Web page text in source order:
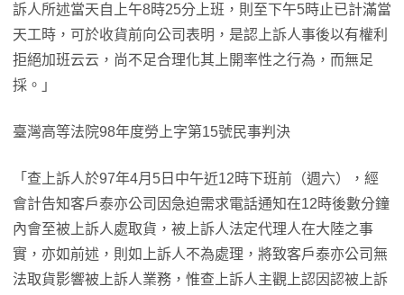
訴人所述當天自上午8時25分上班，則至下午5時止已計滿當
天工時，可於收貨前向公司表明，是認上訴人事後以有權利
拒絕加班云云，尚不足合理化其上開率性之行為，而無足
採。」
臺灣高等法院98年度勞上字第15號民事判決
「查上訴人於97年4月5日中午近12時下班前（週六），經
會計告知客戶泰亦公司因急迫需求電話通知在12時後數分鐘
內會至被上訴人處取貨，被上訴人法定代理人在大陸之事
實，亦如前述，則如上訴人不為處理，將致客戶泰亦公司無
法取貨影響被上訴人業務，惟查上訴人主觀上認因認被上訴